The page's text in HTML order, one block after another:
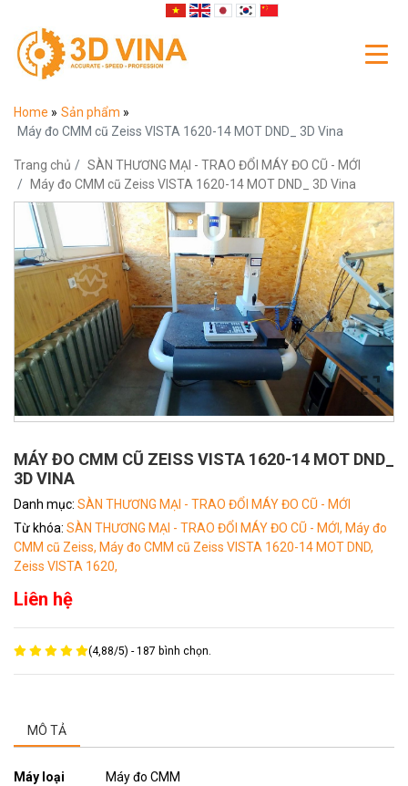
Home » Sản phẩm »
Máy đo CMM cũ Zeiss VISTA 1620-14 MOT DND_ 3D Vina
Trang chủ
SÀN THƯƠNG MẠI - TRAO ĐỔI MÁY ĐO CŨ - MỚI
Máy đo CMM cũ Zeiss VISTA 1620-14 MOT DND_ 3D Vina
MÁY ĐO CMM CŨ ZEISS VISTA 1620-14 MOT DND_
3D VINA
Danh mục: SÀN THƯƠNG MẠI - TRAO ĐỔI MÁY ĐO CŨ - MỚI
Từ khóa: SÀN THƯƠNG MẠI - TRAO ĐỔI MÁY ĐO CŨ - MỚI, Máy đo
CMM cũ Zeiss, Máy đo CMM cũ Zeiss VISTA 1620-14 MOT DND,
Zeiss VISTA 1620,
Liên hệ
(4,88/5) -187 bình chọn.
MÔ TẢ
Máy loại
Máy đo CMM